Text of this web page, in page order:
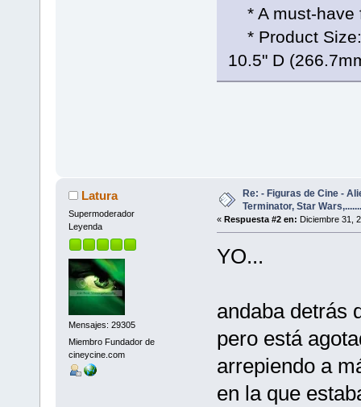
* A must-have
* Product Size:
10.5" D
Latura
Supermoderador
Leyenda
Mensajes: 29305
Miembro Fundador de
cineycine.com
Re: - Figuras de Cine -
Terminator, Star Wars,.......
« Respuesta #2 en: Diciembre 31,
YO...
andaba detrás
pero está
arrepiendo a
en la que